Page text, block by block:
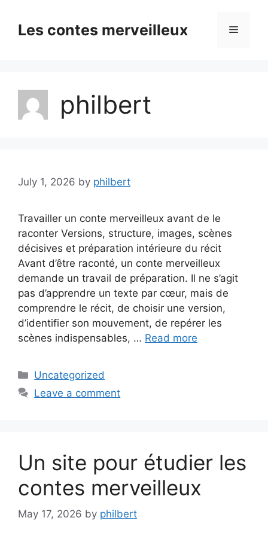
contentLes contes merveilleux Menu
philbert
July 1, 2026 by philbert
Travailler un conte merveilleux avant de le
raconter Versions, structure, images, scènes
décisives et préparation intérieure du récit
Avant d’être raconté, un conte merveilleux
demande un travail de préparation. Il ne s’agit
pas d’apprendre un texte par cœur, mais de
comprendre le récit, de choisir une version,
d’identifier son mouvement, de repérer les
scènes indispensables, … Read more
Categories
Uncategorized
Leave a comment
Un site pour étudier les
contes merveilleux
May 17, 2026 by philbert